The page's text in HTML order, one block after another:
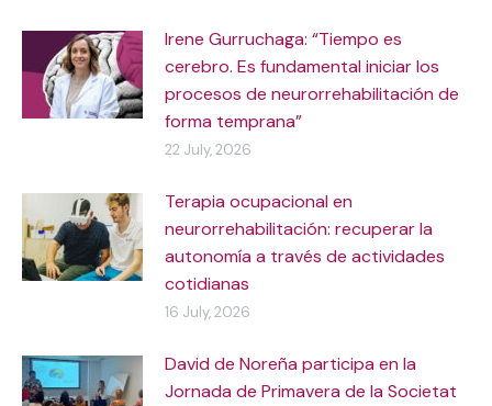
Irene Gurruchaga: “Tiempo es
cerebro. Es fundamental iniciar los
procesos de neurorrehabilitación de
forma temprana”
22 July, 2026
Terapia ocupacional en
neurorrehabilitación: recuperar la
autonomía a través de actividades
cotidianas
16 July, 2026
David de Noreña participa en la
Jornada de Primavera de la Societat